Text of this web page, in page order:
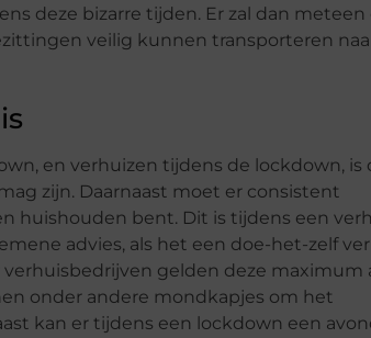
deze bizarre tijden. Er zal dan meteen
veilig kunnen transporteren
en verhuizen tijdens de lockdown, is
zijn. Daarnaast moet er consistent
huishouden bent. Dit is tijdens een
advies, als het een doe-het-zelf
gelden deze maximum
onder andere mondkapjes om het
kan er tijdens een lockdown een